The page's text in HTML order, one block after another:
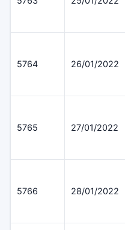
5764 26/01/2022
5765 27/01/2022
5766 28/01/2022